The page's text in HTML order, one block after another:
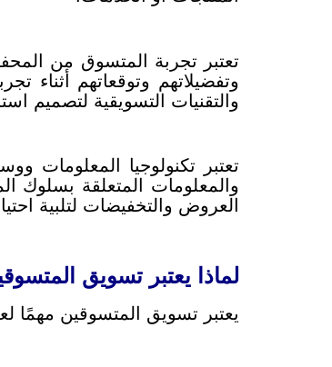
تعتبر تجربة المتسوق من
وتفضيلاتهم وتوقعاتهم أثناء
والتقنيات التسويقية لتصميم
تعتبر تكنولوجيا المعلومات
والمعلومات المتعلقة بسلوك
العروض والتخفيضات لتلبية
لماذا يعتبر تسويق
يعتبر تسويق المتسوقين مهمًا